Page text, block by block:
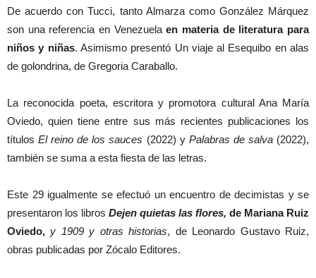
De acuerdo con Tucci, tanto Almarza como González Márquez
son una referencia en Venezuelaen materia de literatura para
niños y niñas. Asimismo presentó Un viaje al Esequibo en alas
de golondrina, de Gregoria Caraballo.
La reconocida poeta, escritora y promotora cultural Ana María
Oviedo, quien tiene entre sus más recientes publicaciones los
títulosEl reino de los sauces (2022) y Palabras de salva(2022),
también se suma a esta fiesta de las letras.
Este 29 igualmente se efectuó un encuentro de decimistas y se
presentaron los libros Dejen quietas las flores, de Mariana Ruiz
Oviedo, y 1909 y otras historias, de Leonardo Gustavo Ruiz,
obras publicadas por Zócalo Editores.